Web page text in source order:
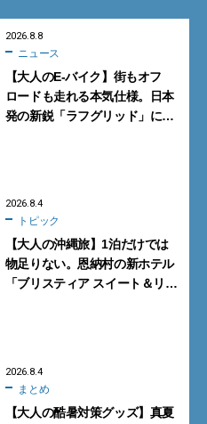
2026.8.8
ニュース
【大人のE-バイク】街もオフ
ロードも走れる本気仕様。日本
発の新鋭「ラフグリッド」に注
2026.8.4
トピック
【大人の沖縄旅】1泊だけでは
物足りない。恩納村の新ホテル
「ブリスティア スイート＆リ
2026.8.4
まとめ
【大人の酷暑対策グッズ】真夏